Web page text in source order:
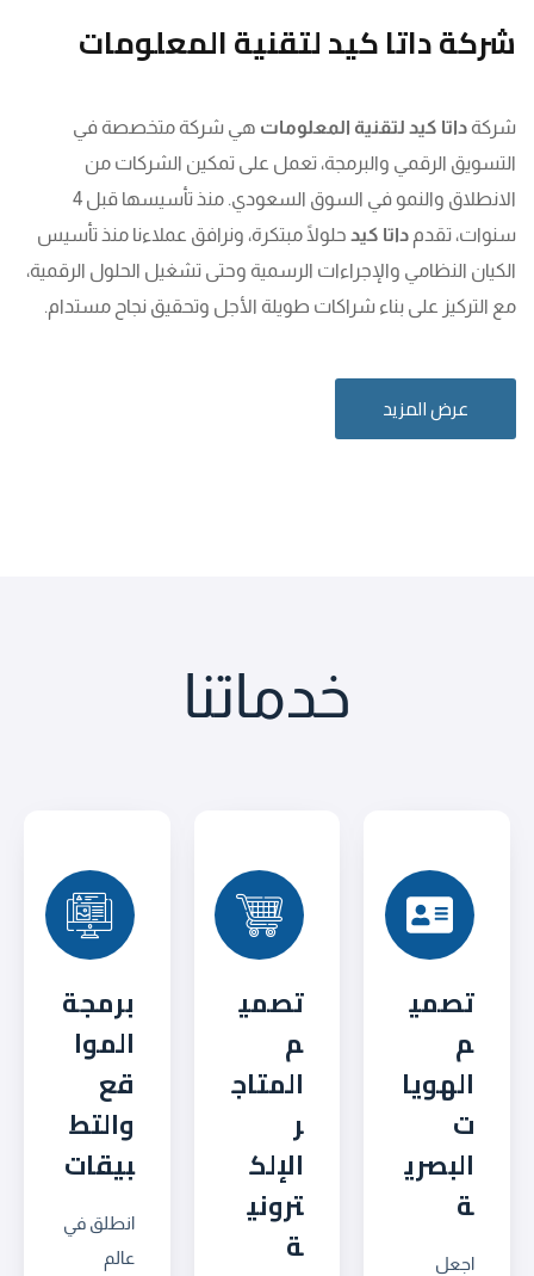
شركة داتا كيد لتقنية المعلومات
شركة داتا كيد لتقنية المعلومات هي شركة متخصصة في
التسويق الرقمي والبرمجة، تعمل على تمكين الشركات من
الانطلاق والنمو في السوق السعودي. منذ تأسيسها قبل 4
سنوات، تقدم داتا كيد حلولًا مبتكرة، ونرافق عملاءنا منذ تأسيس
الكيان النظامي والإجراءات الرسمية وحتى تشغيل الحلول الرقمية،
مع التركيز على بناء شراكات طويلة الأجل وتحقيق نجاح مستدام.
عرض المزيد
خدماتنا
تصمي
م
الهويا
ت
البصري
ة
اجعل
تصمي
م
المتاج
ر
الإلك
تروني
ة
برمجة
الموا
قع
والتط
بيقات
انطلق في
عالم